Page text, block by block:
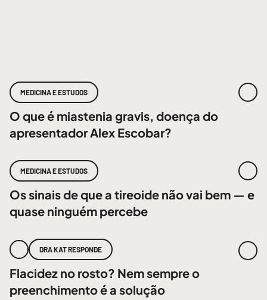
MEDICINA E ESTUDOS
O que é miastenia gravis, doença do
apresentador Alex Escobar?
MEDICINA E ESTUDOS
Os sinais de que a tireoide não vai bem — e
quase ninguém percebe
DRA KAT RESPONDE
Flacidez no rosto? Nem sempre o
preenchimento é a solução